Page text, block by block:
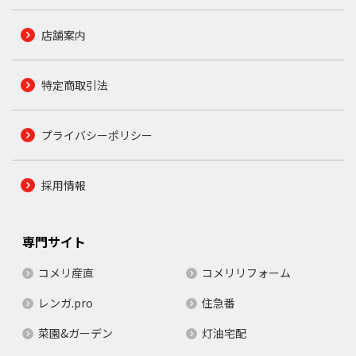
店舗案内
特定商取引法
プライバシーポリシー
採用情報
専門サイト
コメリ産直
コメリリフォーム
レンガ.pro
住急番
菜園&ガーデン
灯油宅配